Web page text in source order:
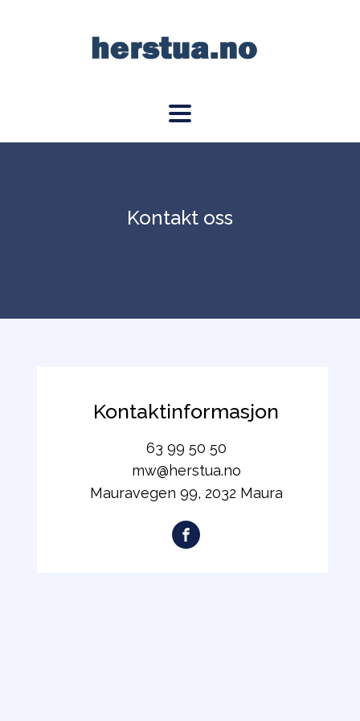
Kontakt oss
Kontaktinformasjon
63 99 50 50
mw@herstua.no
Mauravegen 99, 2032 Maura